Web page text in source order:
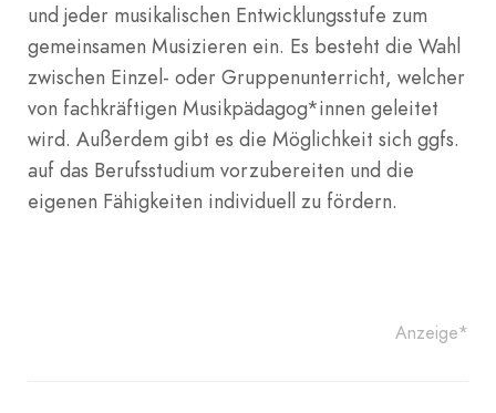
und jeder musikalischen Entwicklungsstufe zum
gemeinsamen Musizieren ein. Es besteht die Wahl
zwischen Einzel- oder Gruppenunterricht, welcher
von fachkräftigen Musikpädagog*innen geleitet
wird. Außerdem gibt es die Möglichkeit sich ggfs.
auf das Berufsstudium vorzubereiten und die
eigenen Fähigkeiten individuell zu fördern.
Anzeige*